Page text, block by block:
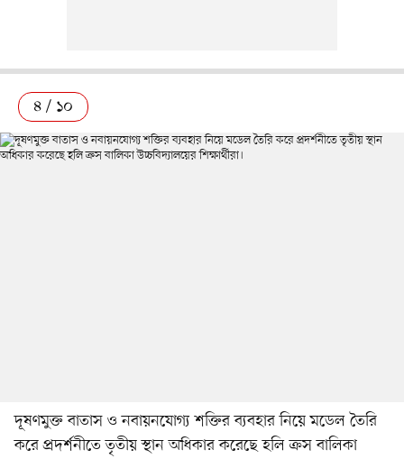
৪ / ১০
দূষণমুক্ত বাতাস ও নবায়নযোগ্য শক্তির ব্যবহার নিয়ে মডেল তৈরি
করে প্রদর্শনীতে তৃতীয় স্থান অধিকার করেছে হলি ক্রস বালিকা